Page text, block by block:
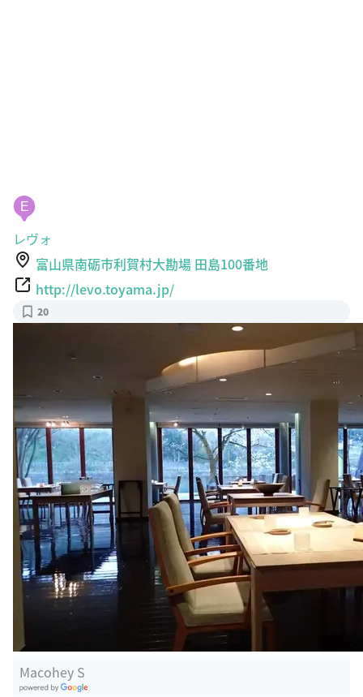
E
レヴォ
富山県南砺市利賀村大勘場 田島100番地
http://levo.toyama.jp/
20
Macohey S